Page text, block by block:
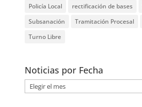
Policía Local
rectificación de bases
Subsanación
Tramitación Procesal
Turno Libre
Noticias por Fecha
Noticias
por